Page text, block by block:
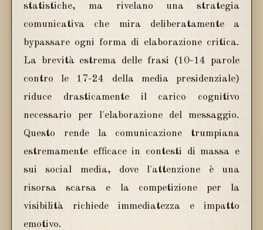
statistiche, ma rivelano una strategia
comunicativa che mira deliberatamente a
bypassare ogni forma di elaborazione critica.
La brevità estrema delle frasi (10-14 parole
contro le 17-24 della media presidenziale)
riduce drasticamente il carico cognitivo
necessario per l'elaborazione del messaggio.
Questo rende la comunicazione trumpiana
estremamente efficace in contesti di massa e
sui social media, dove l'attenzione è una
risorsa scarsa e la competizione per la
visibilità richiede immediatezza e impatto
emotivo.